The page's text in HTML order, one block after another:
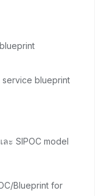
service blueprint
ะ SIPOC model
Blueprint for